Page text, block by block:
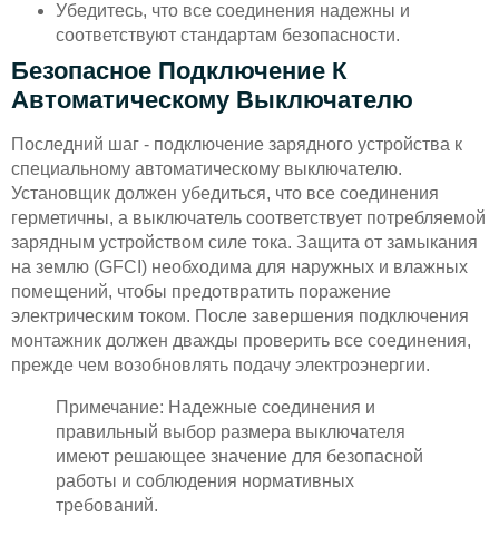
Убедитесь, что все соединения надежны и
соответствуют стандартам безопасности.
Безопасное Подключение К
Автоматическому Выключателю
Последний шаг - подключение зарядного устройства к
специальному автоматическому выключателю.
Установщик должен убедиться, что все соединения
герметичны, а выключатель соответствует потребляемой
зарядным устройством силе тока. Защита от замыкания
на землю (GFCI) необходима для наружных и влажных
помещений, чтобы предотвратить поражение
электрическим током. После завершения подключения
монтажник должен дважды проверить все соединения,
прежде чем возобновлять подачу электроэнергии.
Примечание: Надежные соединения и
правильный выбор размера выключателя
имеют решающее значение для безопасной
работы и соблюдения нормативных
требований.